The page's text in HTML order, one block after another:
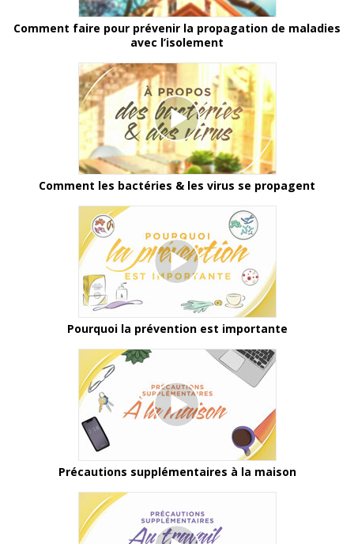
Comment faire pour prévenir la propagation de maladies
avec l’isolement
Comment les bactéries & les virus se propagent
Pourquoi la prévention est importante
Précautions supplémentaires à la maison